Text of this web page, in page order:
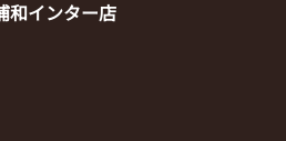
和インター店